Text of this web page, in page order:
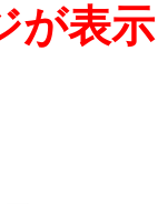
が表